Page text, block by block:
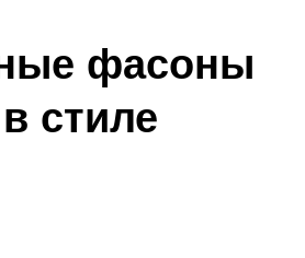
фасоны
стиле